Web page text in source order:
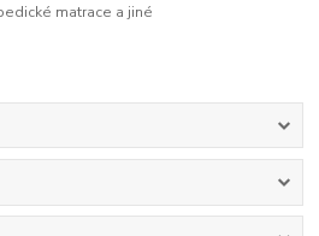
matrace a jiné